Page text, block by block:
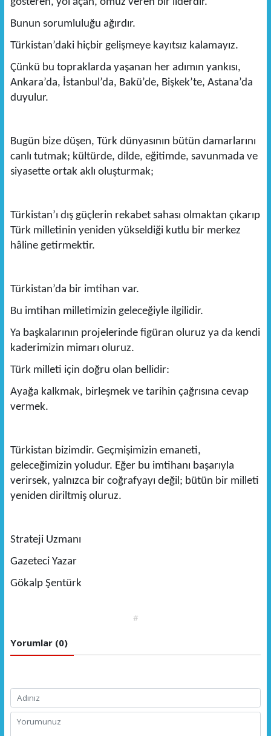
gösteren, yol açan, omuz veren bir liderdir.
Bunun sorumluluğu ağırdır.
Türkistan’daki hiçbir gelişmeye kayıtsız kalamayız.
Çünkü bu topraklarda yaşanan her adımın yankısı,
Ankara’da, İstanbul’da, Bakü’de, Bişkek’te, Astana’da
duyulur.
Bugün bize düşen, Türk dünyasının bütün damarlarını
canlı tutmak; kültürde, dilde, eğitimde, savunmada ve
siyasette ortak aklı oluşturmak;
Türkistan’ı dış güçlerin rekabet sahası olmaktan çıkarıp
Türk milletinin yeniden yükseldiği kutlu bir merkez
hâline getirmektir.
Türkistan’da bir imtihan var.
Bu imtihan milletimizin geleceğiyle ilgilidir.
Ya başkalarının projelerinde figüran oluruz ya da kendi
kaderimizin mimarı oluruz.
Türk milleti için doğru olan bellidir:
Ayağa kalkmak, birleşmek ve tarihin çağrısına cevap
vermek.
Türkistan bizimdir. Geçmişimizin emaneti,
geleceğimizin yoludur. Eğer bu imtihanı başarıyla
verirsek, yalnızca bir coğrafyayı değil; bütün bir milleti
yeniden diriltmiş oluruz.
Strateji Uzmanı
Gazeteci Yazar
Gökalp Şentürk
#
Yorumlar (0)